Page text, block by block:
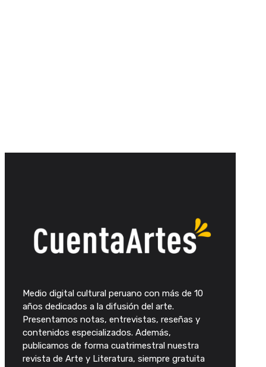
Medio digital cultural peruano con más de 10
años dedicados a la difusión del arte.
Presentamos notas, entrevistas, reseñas y
contenidos especializados. Además,
publicamos de forma cuatrimestral nuestra
revista de Arte y Literatura, siempre gratuita